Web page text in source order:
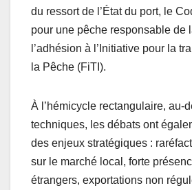
du ressort de l’État du port, le
pour une pêche responsable de
l’adhésion à l’Initiative pour la
la Pêche (FiTI).
À l’hémicycle rectangulaire, au-
techniques, les débats ont
des enjeux stratégiques :
sur le marché local, forte
étrangers, exportations non